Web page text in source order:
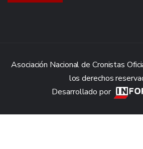
Asociación Nacional de Cronistas
los derechos
Desarrollado por